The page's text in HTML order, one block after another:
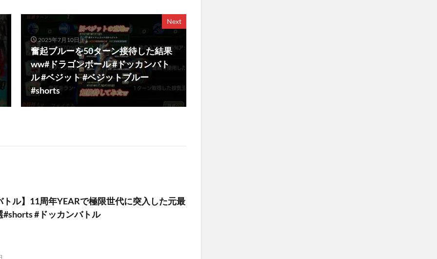
Next
2025年7月10日
奮起ブルーを50ターン接待した結果
ww#ドラゴンボール #ドッカンバト
ル #ベジット #ベジットブルー
#shorts
トル】11周年YEARで極限世代に突入した元最
#shorts #ドッカンバトル